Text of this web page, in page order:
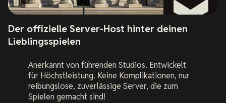
Der offizielle Server-Host hinter deinen
Lieblingsspielen
Anerkannt von führenden Studios. Entwickelt
für Höchstleistung. Keine Komplikationen, nur
reibungslose, zuverlässige Server, die zum
Spielen gemacht sind!